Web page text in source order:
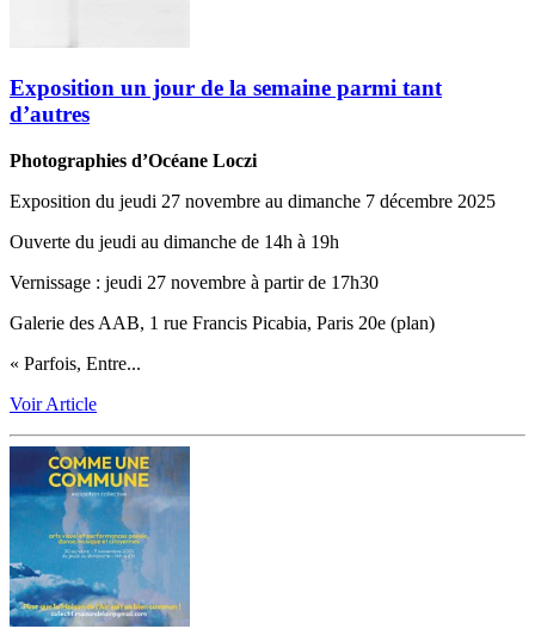
Exposition un jour de la semaine parmi tant
d’autres
Photographies d’Océane Loczi
Exposition du jeudi 27 novembre au dimanche 7 décembre 2025
Ouverte du jeudi au dimanche de 14h à 19h
Vernissage ‬:‬‭ jeudi 27 novembre à partir de 17h30
Galerie des AAB, 1 rue Francis Picabia, Paris 20e (plan)
« Parfois, Entre...
Voir Article